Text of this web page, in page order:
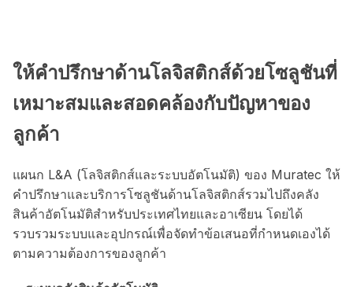
ให้คำปรึกษาด้านโลจิสติกส์ด้วยโซลูชันที่
เหมาะสมและสอดคล้องกับปัญหาของ
ลูกค้า
แผนก L&A (โลจิสติกส์และระบบอัตโนมัติ) ของ Muratec ให้
คำปรึกษาและบริการโซลูชันด้านโลจิสติกส์รวมไปถึงคลัง
สินค้าอัตโนมัติสำหรับประเทศไทยและอาเซียน โดยได้
รวบรวมระบบและอุปกรณ์เพื่อจัดทำข้อเสนอที่กำหนดเองได้
ตามความต้องการของลูกค้า